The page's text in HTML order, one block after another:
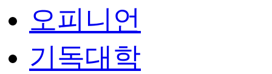
오피니언
기독대학